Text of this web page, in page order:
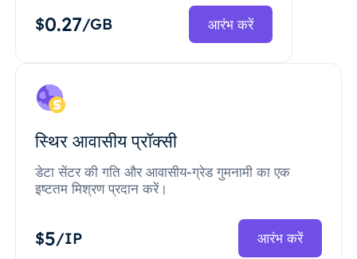
$0.27/GB आरंभ करें
स्थिर आवासीय प्रॉक्सी
डेटा सेंटर की गति और आवासीय-ग्रेड गुमनामी का एक
इष्टतम मिश्रण प्रदान करें।
$5/IP आरंभ करें